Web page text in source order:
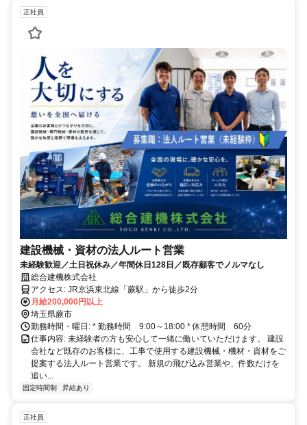
正社員
建設機械・資材の法人ルート営業
未経験歓迎／土日祝休み／年間休日128日／既存顧客でノルマなし
総合建機株式会社
アクセス: JR京浜東北線「蕨駅」から徒歩2分
月給200,000円以上
埼玉県蕨市
勤務時間・曜日: * 勤務時間 9:00～18:00 * 休憩時間 60分
仕事内容: 未経験者の方も安心して一緒に働いていただけます。 建設
会社など既存のお客様に、工事で使用する建設機械・機材・資材をご
提案する法人ルート営業です。 新規の飛び込み営業や、件数だけを
追い...
固定時間制 昇給あり
正社員